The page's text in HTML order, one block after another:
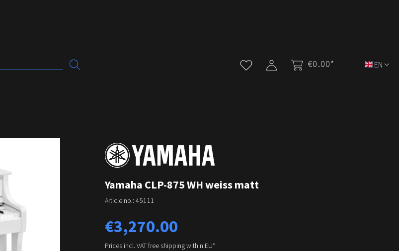
€0.00* EN
Yamaha CLP-875 WH weiss matt
Article no.: 45111
Regular price:
€3,270.00
Prices incl. VAT free shipping within EU*